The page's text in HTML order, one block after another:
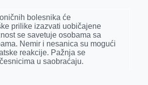
bolesnika će
prilike izazvati uobičajene
se savetuje osobama sa
Nemir i nesanica su mogući
reakcije. Pažnja se
u saobraćaju.